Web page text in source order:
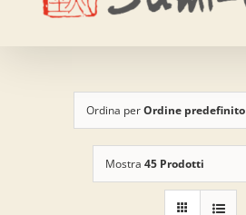
Ordina perOrdine predefinito
Mostra 45 Prodotti